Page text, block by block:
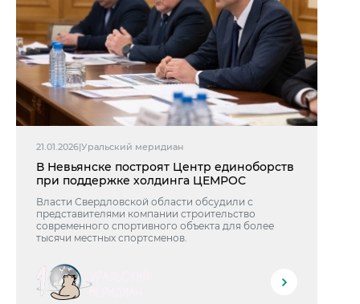
21.01.2026|Уральский меридиан
В Невьянске построят Центр единоборств
при поддержке холдинга ЦЕМРОС
Власти Свердловской области обсудили с
представителями компании строительство
современного спортивного объекта для более
тысячи местных спортсменов.